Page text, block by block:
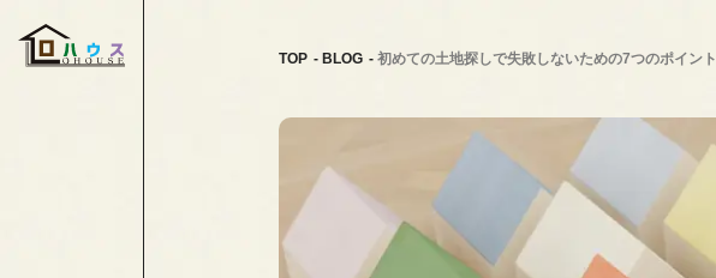
TOP BLOG 初めての土地探しで失敗しないための7つのポイント